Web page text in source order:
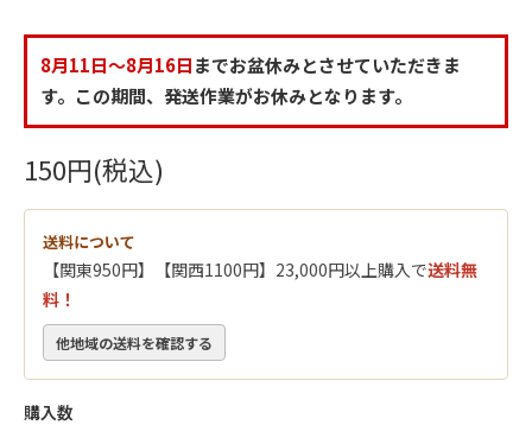
8月11日～8月16日までお盆休みとさせていただきま
す。この期間、発送作業がお休みとなります。
150円(税込)
送料について
【関東950円】【関西1100円】23,000円以上購入で送料無
料！
他地域の送料を確認する
購入数